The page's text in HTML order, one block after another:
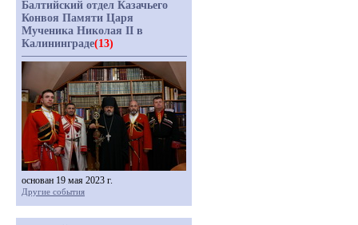
Балтийский отдел Казачьего
Конвоя Памяти Царя
Мученика Николая II в
Калининграде(13)
основан 19 мая 2023 г.
Другие события